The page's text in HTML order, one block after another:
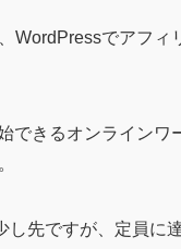
WordPressでアフ
できるオンラインワ
し先ですが、定員